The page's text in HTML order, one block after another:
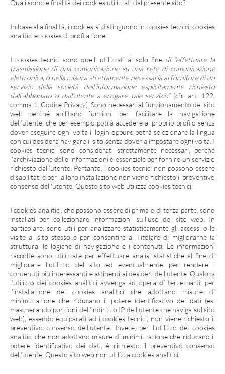
Quali sono le finalità dei cookies utilizzati dal presente sito?
In base alla finalità, i cookies si distinguono in cookies tecnici, cookies
analitici e cookies di profilazione.
I cookies tecnici sono quelli utilizzati al solo fine di “effettuare la
trasmissione di una comunicazione su una rete di comunicazione
elettronica, o nella misura strettamente necessaria al fornitore di un
servizio della società dell’informazione esplicitamente richiesto
dall’abbonato o dall’utente a erogare tale servizio”(cfr. art. 122,
comma 1, Codice Privacy). Sono necessari al funzionamento del sito
web perché abilitano funzioni per facilitare la navigazione
dell’utente, che per esempio potrà accedere al proprio profilo senza
dover eseguire ogni volta il login oppure potrà selezionare la lingua
con cui desidera navigare il sito senza doverla impostare ogni volta. I
cookies tecnici sono considerati strettamente necessari, perché
l’archiviazione delle informazioni è essenziale per fornire un servizio
richiesto dall’utente. Pertanto, i cookies tecnici non possono essere
disabilitati e per la loro installazione non viene richiesto il preventivo
consenso dell’utente. Questo sito web utilizza cookies tecnici.
Icookies analitici, che possono essere di prima o di terza parte, sono
installati per collezionare informazioni sull’uso del sito web. In
particolare, sono utili per analizzare statisticamente gli accessi o le
visite al sito stesso e per consentire al Titolare di migliorarne la
struttura, le logiche di navigazione e i contenuti. Le informazioni
raccolte sono utilizzate per effettuare analisi statistiche al fine di
migliorare l’utilizzo del sito ed eventualmente per rendere i
contenuti più interessanti e attinenti ai desideri dell’utente. Qualora
l’utilizzo dei cookies analitici avvenga ad opera di terze parti, per
l’installazione dei cookies analitici che adottano misure di
minimizzazione che riducano il potere identificativo dei dati (es.
mascherando porzioni dell’indirizzo IP dell’utente che naviga sul sito
web), essendo equiparati ad i cookies tecnici, non viene richiesto il
preventivo consenso dell’utente. Invece, per l’utilizzo dei cookies
analitici che non adottano misure di minimizzazione che riducano il
potere identificativo dei dati, è richiesto il preventivo consenso
dell’utente. Questo sito web non utilizza cookies analitici.